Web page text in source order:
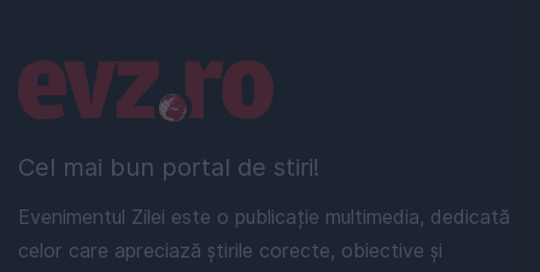
Cel mai bun portal de stiri!
Evenimentul Zilei este o publicație multimedia, dedicată
celor care apreciază știrile corecte, obiective și
Linkuri utile